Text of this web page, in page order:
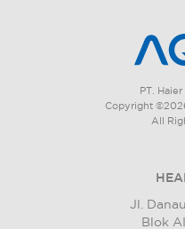
PT.
Copyright
All
Jl.
Blok